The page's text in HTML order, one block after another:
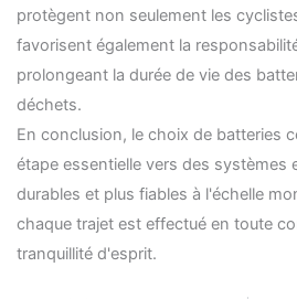
protègent non seulement les
favorisent également la
prolongeant la durée de vie des
déchets.
En conclusion, le choix de batteries
étape essentielle vers des systèmes
durables et plus fiables à l'échelle
chaque trajet est effectué en toute
tranquillité d'esprit.